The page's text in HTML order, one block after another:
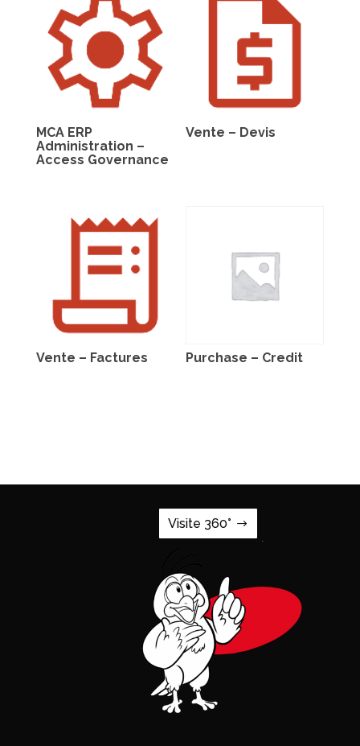
MCA ERP
Administration –
Access Governance
Vente – Devis
Vente – Factures Purchase – Credit
Visite 360°